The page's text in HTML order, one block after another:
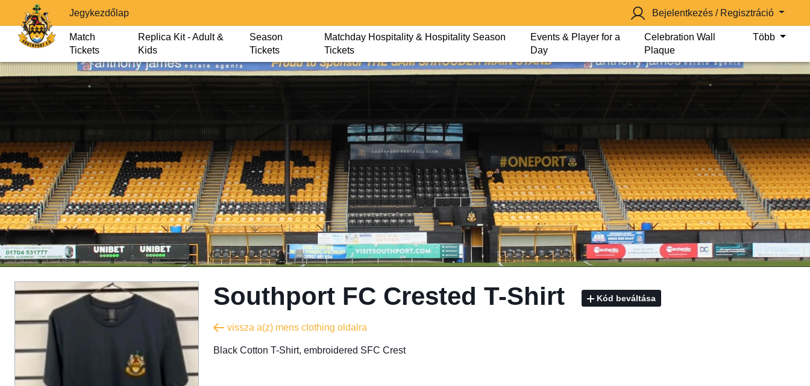
Jegykezdőlap Bejelentkezés / Regisztráció
Match
Tickets
Replica Kit - Adult &
Kids
Season
Tickets
Matchday Hospitality & Hospitality Season
Tickets
Events & Player for a
Day
Celebration Wall
Plaque
Több
Southport FC Crested T-Shirt Kód beváltása
vissza a(z) mens clothing oldalra
Black Cotton T-Shirt, embroidered SFC Crest